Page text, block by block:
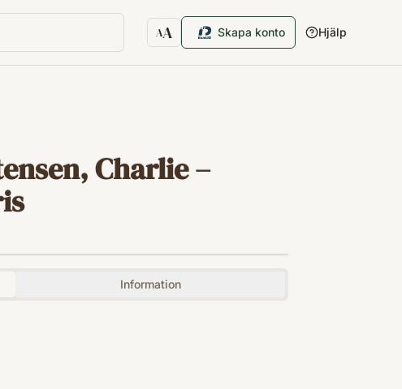
AA
Textstorlek
Skapa konto Hjälp
Charlie –
Information